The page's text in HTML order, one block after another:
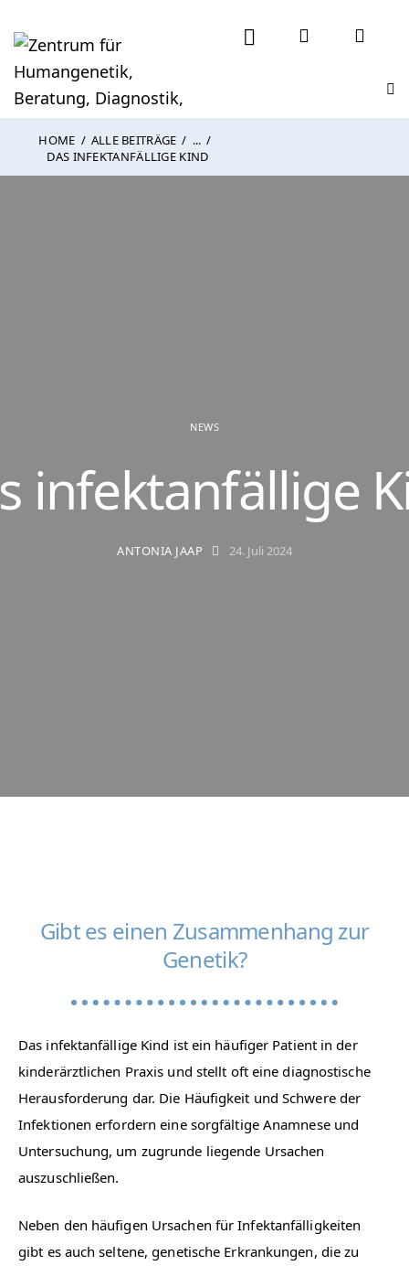
HOME ALLE BEITRÄGE
...
DAS INFEKTANFÄLLIGE KIND
NEWS
infektanfällige
ANTONIA JAAP 24. Juli 2024
Gibt es einen Zusammenhang zur
Genetik?
Das infektanfällige Kind ist ein häufiger Patient in der
kinderärztlichen Praxis und stellt oft eine diagnostische
Herausforderung dar. Die Häufigkeit und Schwere der
Infektionen erfordern eine sorgfältige Anamnese und
Untersuchung, um zugrunde liegende Ursachen
auszuschließen.
Neben den häufigen Ursachen für Infektanfälligkeiten
gibt es auch seltene, genetische Erkrankungen, die zu